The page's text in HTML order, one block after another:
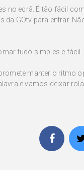
no ecrã. É tão fácil
da GOtv para entrar.
tudo simples e fácil.
manter o ritmo
e vamos deixar